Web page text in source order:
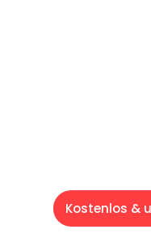
Kostenlos &